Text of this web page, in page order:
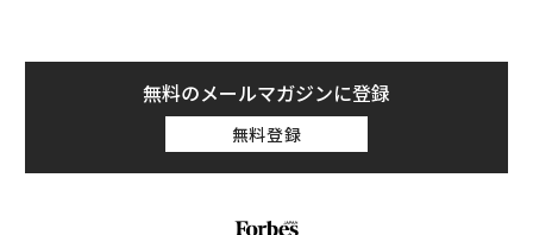
いこと、またChatGPTをあくまでもコーチングやアドバ
イスの1つの情報源として使用し、重要な事実や情報を
確認することを忘れないようにする。ChatGPTはもっと
もらしく聞こえる回答を提供するが、完全に正確である
とは限らないため、多くの情報源の1つとして利用し、
無料のメールマガジンに登録
無料登録